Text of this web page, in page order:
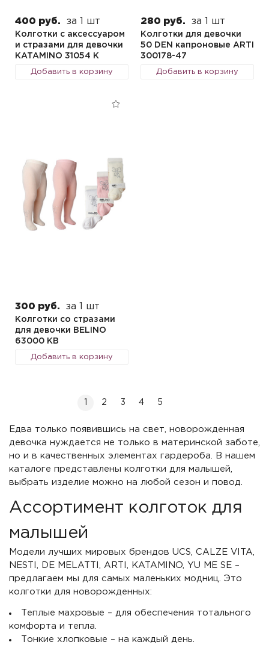
400 руб. за 1 шт
Колготки с аксессуаром
и стразами для девочки
KATAMINO 31054 K
Добавить в корзину
280 руб. за 1 шт
Колготки для девочки
50 DEN капроновые ARTI
300178-47
Добавить в корзину
300 руб. за 1 шт
Колготки со стразами
для девочки BELINO
63000 KB
Добавить в корзину
2 3 4 5
Едва только появившись на свет, новорожденная
девочка нуждается не только в материнской заботе,
но и в качественных элементах гардероба. В нашем
каталоге представлены колготки для малышей,
выбрать изделие можно на любой сезон и повод.
Ассортимент колготок для
малышей
Модели лучших мировых брендов UCS, CALZE VITA,
NESTI, DE MELATTI, ARTI, KATAMINO, YU ME SE –
предлагаем мы для самых маленьких модниц. Это
колготки для новорожденных:
Теплые махровые – для обеспечения тотального
комфорта и тепла.
Тонкие хлопковые – на каждый день.